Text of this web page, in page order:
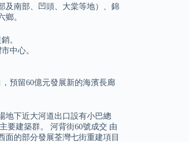
及南部、凹頭、大棠等地）、錦
。
。
中心。
預留60億元發展新的海濱長廊
地下近大河道出口設有小巴總
要建築群。 河背街60號成交 由
面的部分發展荃灣七街重建項目